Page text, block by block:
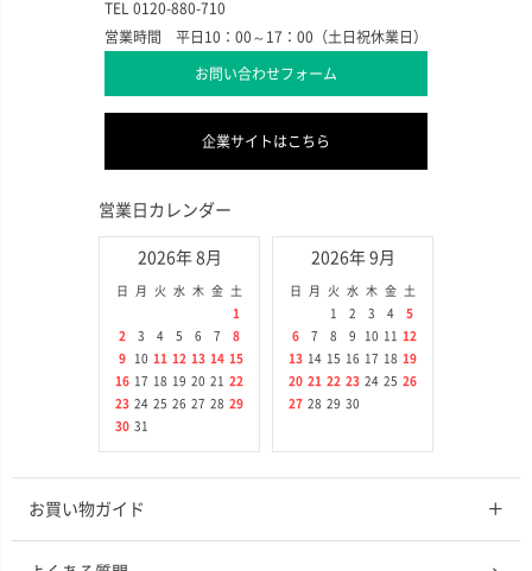
TEL 0120-880-710
営業時間 平日10：00～17：00（土日祝休業日）
お問い合わせフォーム
企業サイトはこちら
営業日カレンダー
2026年 8月
日 月 火 水 木 金
土
1
2
3 4 5 6 7
8
9
10 11 12 13 14 15
16 17 18 19 20 21
22
23 24 25 26 27 28 29
30 31
2026年 9月
日 月 火 水 木 金
土
1
2 3 4
5
6
7 8 9 10 11
12
13 14 15 16 17 18 19
20 21 22 23 24 25 26
27 28 29 30
お買い物ガイド